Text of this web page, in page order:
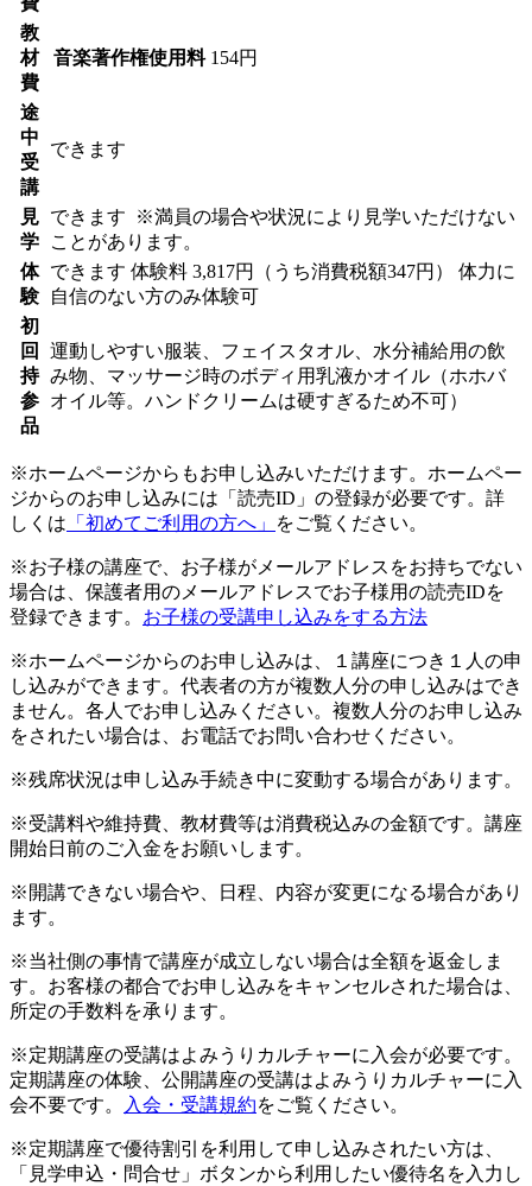
教
材
費
音楽著作権使用料 154円
途
中
受
講
できます
見
学
できます
※満員の場合や状況により見学いただけない
ことがあります。
体
験
できます 体験料 3,817円（うち消費税額347円） 体力に
自信のない方のみ体験可
初
回
持
参
品
運動しやすい服装、フェイスタオル、水分補給用の飲
み物、マッサージ時のボディ用乳液かオイル（ホホバ
オイル等。ハンドクリームは硬すぎるため不可）
※ホームページからもお申し込みいただけます。ホームペー
ジからのお申し込みには「読売ID」の登録が必要です。詳
しくは 「初めてご利用の方へ」 をご覧ください。
※お子様の講座で、お子様がメールアドレスをお持ちでない
場合は、保護者用のメールアドレスでお子様用の読売IDを
登録できます。 お子様の受講申し込みをする方法
※ホームページからのお申し込みは、１講座につき１人の申
し込みができます。代表者の方が複数人分の申し込みはでき
ません。各人でお申し込みください。複数人分のお申し込み
をされたい場合は、お電話でお問い合わせください。
※残席状況は申し込み手続き中に変動する場合があります。
※受講料や維持費、教材費等は消費税込みの金額です。講座
開始日前のご入金をお願いします。
※開講できない場合や、日程、内容が変更になる場合があり
ます。
※当社側の事情で講座が成立しない場合は全額を返金しま
す。お客様の都合でお申し込みをキャンセルされた場合は、
所定の手数料を承ります。
※定期講座の受講はよみうりカルチャーに入会が必要です。
定期講座の体験、公開講座の受講はよみうりカルチャーに入
会不要です。
入会・受講規約をご覧ください。
※定期講座で優待割引を利用して申し込みされたい方は、
「見学申込・問合せ」ボタンから利用したい優待名を入力し